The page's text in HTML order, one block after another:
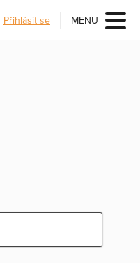
Přihlásit se MENU